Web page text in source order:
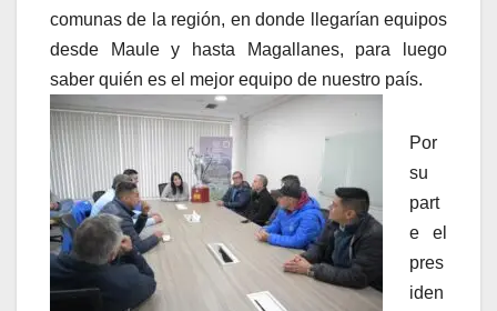
comunas de la región, en donde llegarían equipos
desde Maule y hasta Magallanes, para luego
saber quién es el mejor equipo de nuestro país.
Por
su
part
e el
pres
iden